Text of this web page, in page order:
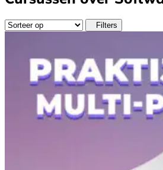
Filters